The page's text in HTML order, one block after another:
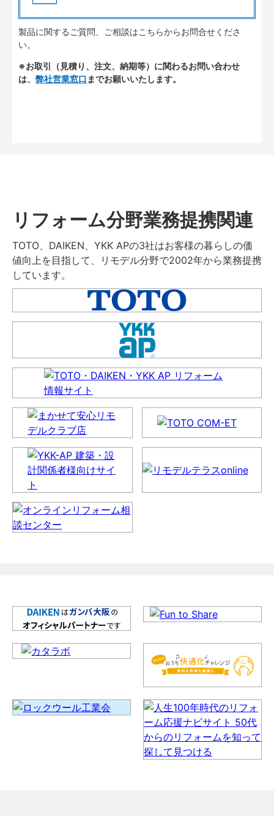
製品に関するご質問、ご相談はこちらからお問合せくださ
い。
※お取引（見積り、注文、納期等）に関わるお問い合わせ
は、 弊社営業窓口 までお願いいたします。
リフォーム分野業務提携関連
TOTO、DAIKEN、YKK APの3社はお客様の暮らしの価
値向上を目指して、リモデル分野で2002年から業務提携
しています。